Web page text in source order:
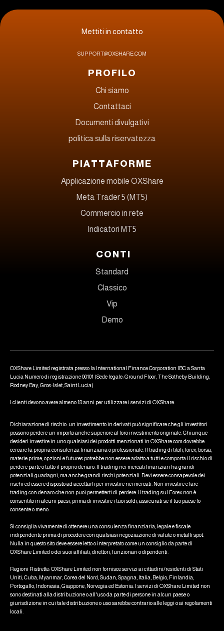
Mettiti in contatto
SUPPORT@OXSHARE.COM
PROFILO
Chi siamo
Contattaci
Documenti divulgativi
politica sulla riservatezza
PIATTAFORME
Applicazione mobile OXShare
Meta Trader 5 (MT5)
Commercio in rete
Indicatori MT5
CONTI
Standard
Classico
Vip
Demo
OXShare Limited registrata presso la International Finance Corporation IBC a Santa
Lucia Numero di registrazione 00101 (Sede legale: Ground Floor, The Sotheby Building,
Rodney Bay, Gros-Islet, Saint Lucia)
I clienti devono avere almeno 18 anni per utilizzare i servizi di OXShare.
Dichiarazione di rischio: un investimento in derivati può significare che gli investitori
possono perdere un importo anche superiore al loro investimento originale. Chiunque
desideri investire in uno qualsiasi dei prodotti menzionati in OXShare.com dovrebbe
cercare la propria consulenza finanziaria o professionale. Il trading di titoli, forex, borsa,
materie prime, opzioni e futures potrebbe non essere adatto a tutti e comporta il rischio di
perdere parte o tutto il proprio denaro. Il trading nei mercati finanziari ha grandi
potenziali guadagni, ma anche grandi rischi potenziali. Devi essere consapevole dei
rischi ed essere disposto ad accettarli per investire nei mercati. Non investire e fare
trading con denaro che non puoi permetterti di perdere. Il trading sul Forex non è
consentito in alcuni paesi, prima di investire i tuoi soldi, assicurati se il tuo paese lo
consente o meno.
Si consiglia vivamente di ottenere una consulenza finanziaria, legale e fiscale
indipendente prima di procedere con qualsiasi negoziazione di valute o metalli spot.
Nulla in questo sito deve essere letto o interpretato come un consiglio da parte di
OXShare Limited o dei suoi affiliati, direttori, funzionari o dipendenti.
Regioni Ristrette: OXShare Limited non fornisce servizi ai cittadini/residenti di Stati
Uniti, Cuba, Myanmar, Corea del Nord, Sudan, Spagna, Italia, Belgio, Finlandia,
Portogallo, Indonesia, Giappone, Norvegia ed Estonia. I servizi di OXShare Limited non
sono destinati alla distribuzione o all'uso da parte di persone in alcun paese o
giurisdizione in cui tale distribuzione o uso sarebbe contrario alle leggi o ai regolamenti
locali.